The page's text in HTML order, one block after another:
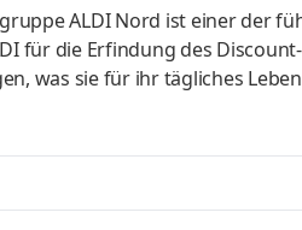
ALDI Nord ist einer der
für die Erfindung des
was sie für ihr tägliches
auch, das Einkaufen für
Tag unser Bestes und
wir Erfolgsgeschichte